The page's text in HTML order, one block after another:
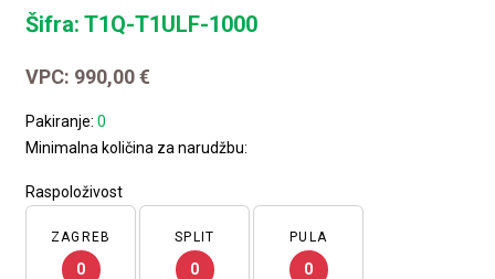
Šifra: T1Q-T1ULF-1000
VPC: 990,00€
Pakiranje:0
Minimalna količina za narudžbu:
Raspoloživost
ZAGREB
0
SPLIT
0
PULA
0